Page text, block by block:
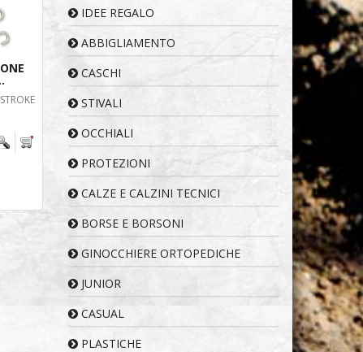
IDEE REGALO
ABBIGLIAMENTO
CASCHI
STIVALI
OCCHIALI
PROTEZIONI
CALZE E CALZINI TECNICI
BORSE E BORSONI
GINOCCHIERE ORTOPEDICHE
JUNIOR
CASUAL
PLASTICHE